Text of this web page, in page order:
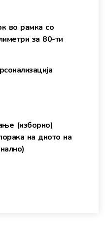
во рамка со
за 80-ти
(изборно)
на дното на